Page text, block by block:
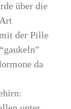
über die
der Pille
da